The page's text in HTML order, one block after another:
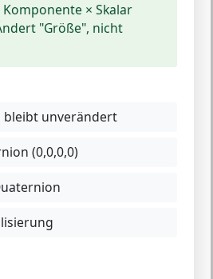
Komponente × Skalar
"Größe", nicht
bleibt unverändert
(0,0,0,0)